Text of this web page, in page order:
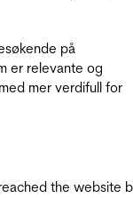
på
er relevante og
mer verdifull for
the website